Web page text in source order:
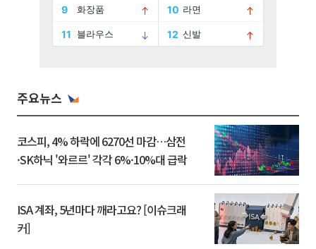
주요뉴스
코스피, 4% 하락에 6270선 마감…삼전
·SK하닉 '와르르' 각각 6%·10%대 급락
ISA 계좌, 5년마다 깨라고요? [이슈크래
커]